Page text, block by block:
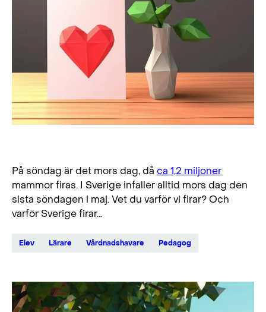
På söndag är det mors dag, då ca 1,2 miljoner
mammor firas. I Sverige infaller alltid mors dag den
sista söndagen i maj. Vet du varför vi firar? Och
varför Sverige firar...
Elev Lärare Vårdnadshavare Pedagog